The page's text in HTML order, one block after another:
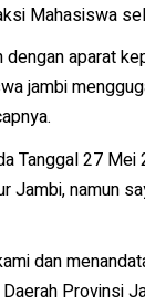
Mahasiswa
aparat
jambi
Tanggal 27
Jambi, namun
dan
Provinsi